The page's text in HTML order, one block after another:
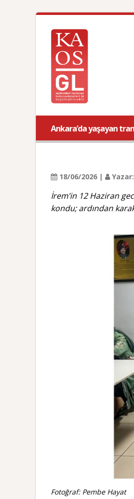
Ankara’da yaşayan
18/06/2026 | Yazar:
İrem’in 12 Haziran
kondu; ardından
Fotoğraf: Pembe Hayat